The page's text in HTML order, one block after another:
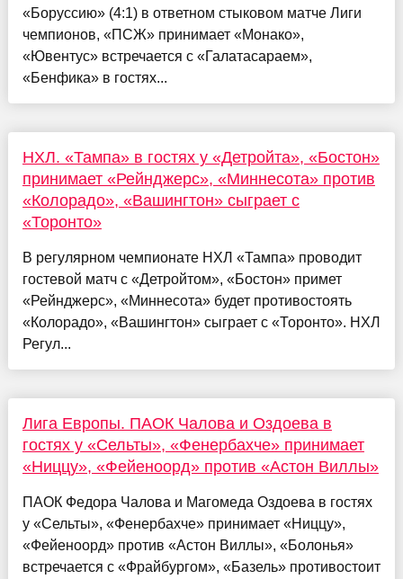
«Боруссию» (4:1) в ответном стыковом матче Лиги
чемпионов, «ПСЖ» принимает «Монако»,
«Ювентус» встречается с «Галатасараем»,
«Бенфика» в гостях...
НХЛ. «Тампа» в гостях у «Детройта», «Бостон»
принимает «Рейнджерс», «Миннесота» против
«Колорадо», «Вашингтон» сыграет с
«Торонто»
В регулярном чемпионате НХЛ «Тампа» проводит
гостевой матч с «Детройтом», «Бостон» примет
«Рейнджерс», «Миннесота» будет противостоять
«Колорадо», «Вашингтон» сыграет с «Торонто». НХЛ
Регул...
Лига Европы. ПАОК Чалова и Оздоева в
гостях у «Сельты», «Фенербахче» принимает
«Ниццу», «Фейеноорд» против «Астон Виллы»
ПАОК Федора Чалова и Магомеда Оздоева в гостях
у «Сельты», «Фенербахче» принимает «Ниццу»,
«Фейеноорд» против «Астон Виллы», «Болонья»
встречается с «Фрайбургом», «Базель» противостоит